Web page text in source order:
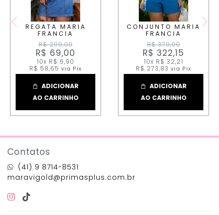
REGATA MARIA
FRANCIA
R$ 209,00
R$ 69,00
10x R$ 6,90
R$ 58,65 via Pix
ADICIONAR
AO CARRINHO
CONJUNTO MARIA
FRANCIA
R$ 379,00
R$ 322,15
10x R$ 32,21
R$ 273,83 via Pix
ADICIONAR
AO CARRINHO
Contatos
(41) 9 8714-8531
maravigold@primasplus.com.br